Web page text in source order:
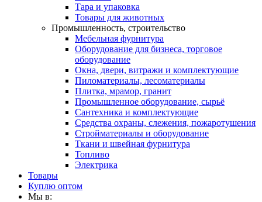
Тара и упаковка
Товары для животных
Промышленность, строительство
Мебельная фурнитура
Оборудование для бизнеса, торговое
оборудование
Окна, двери, витражи и комплектующие
Пиломатериалы, лесоматериалы
Плитка, мрамор, гранит
Промышленное оборудование, сырьё
Сантехника и комплектующие
Средства охраны, слежения, пожаротушения
Стройматериалы и оборудование
Ткани и швейная фурнитура
Топливо
Электрика
Товары
Куплю оптом
Мы в: